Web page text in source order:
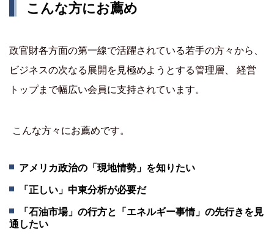
こんな方にお薦め
政官財各方面の第一線で活躍されている若手の方々から、
ビジネスの次なる展開を見極めようとする管理層、 経営
トップまで幅広い会員に支持されています。
こんな方々にお薦めです。
アメリカ政治の「現地情勢」を知りたい
「正しい」中東分析が必要だ
「石油市場」の行方と「エネルギー事情」の先行きを見
通したい